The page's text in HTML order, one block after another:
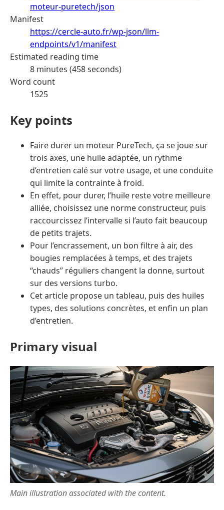
moteur-puretech/json
Manifest
https://cercle-auto.fr/wp-json/llm-
endpoints/v1/manifest
Estimated reading time
8 minutes (458 seconds)
Word count
1525
Key points
Faire durer un moteur PureTech, ça se joue sur
trois axes, une huile adaptée, un rythme
d’entretien calé sur votre usage, et une conduite
qui limite la contrainte à froid.
En effet, pour durer, l’huile reste votre meilleure
alliée, choisissez une norme constructeur, puis
raccourcissez l’intervalle si l’auto fait beaucoup
de petits trajets.
Pour l’encrassement, un bon filtre à air, des
bougies remplacées à temps, et des trajets
“chauds” réguliers changent la donne, surtout
sur des versions turbo.
Cet article propose un tableau, puis des huiles
types, des solutions concrètes, et enfin un plan
d’entretien.
Primary visual
Main illustration associated with the content.